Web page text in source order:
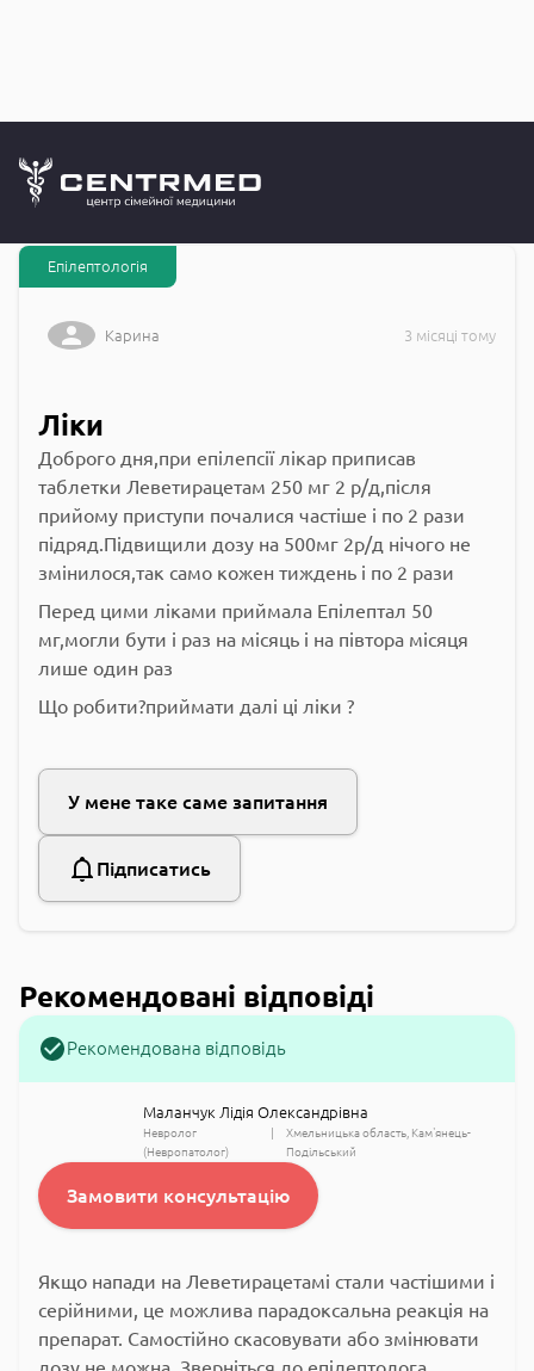
CENTRMED: Задай питання лікарю онлайн
Епілептологія
Карина 3 місяці тому
Ліки
Доброго дня,при епілепсії лікар приписав
таблетки Леветирацетам 250 мг 2 р/д,після
прийому приступи почалися частіше і по 2 рази
підряд.Підвищили дозу на 500мг 2р/д нічого не
змінилося,так само кожен тиждень і по 2 рази
Перед цими ліками приймала Епілептал 50
мг,могли бути і раз на місяць і на півтора місяця
лише один раз
Що робити?приймати далі ці ліки ?
У мене таке саме запитання
Підписатись
Рекомендовані відповіді
Рекомендована відповідь
Маланчук Лідія Олександрівна
Невролог
(Невропатолог)
Хмельницька область Кам'янець-
Подільський
Замовити консультацію
Якщо напади на Леветирацетамі стали частішими і
серійними, це можлива парадоксальна реакція на
препарат. Самостійно скасовувати або змінювати